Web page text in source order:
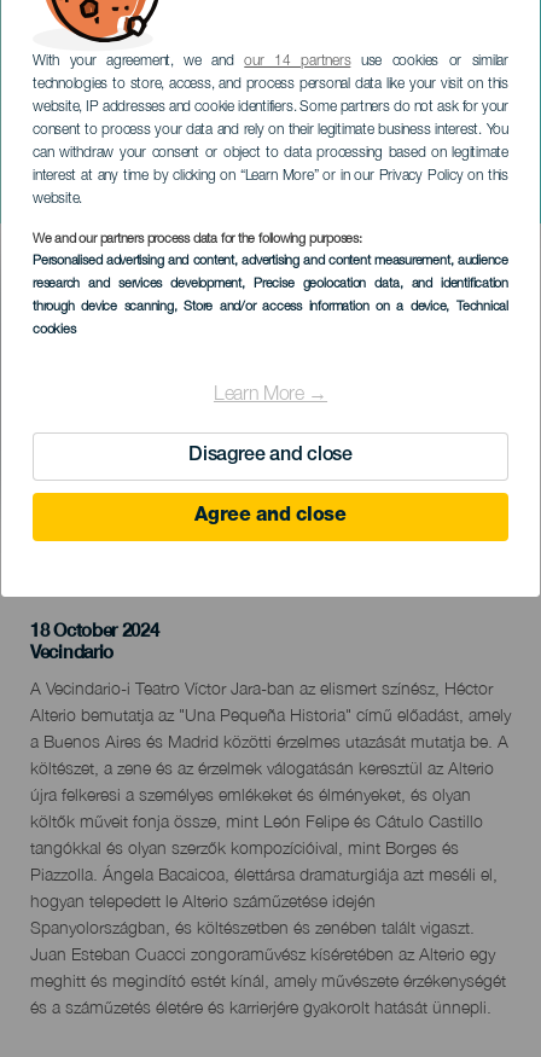
With your agreement, we andour 14 partnersuse cookies or similar
technologies to store, access, and process personal data like your visit on this
website, IP addresses and cookie identifiers. Some partners do not ask for your
consent to process your data and rely on their legitimate business interest. You
can withdraw your consent or object to data processing based on legitimate
interest at any time by clicking on “Learn More” or in our Privacy Policy on this
website.
We and our partners process data for the following purposes:
Personalised advertising and content, advertising and content measurement, audience
research and services development, Precise geolocation data, and identification
through device scanning, Store and/or access information on a device, Technical
cookies
Learn More →
Disagree and close
Agree and close
Héctor Alterio: Una pequeña
historia
GRAN CANARIA
Imagen
Listado
18 October 2024
Localidad
Vecindario
Descripción
del
evento
A Vecindario-i Teatro Víctor Jara-ban az elismert színész, Héctor
Alterio bemutatja az "Una Pequeña Historia" című előadást, amely
a Buenos Aires és Madrid közötti érzelmes utazását mutatja be. A
költészet, a zene és az érzelmek válogatásán keresztül az Alterio
újra felkeresi a személyes emlékeket és élményeket, és olyan
költők műveit fonja össze, mint León Felipe és Cátulo Castillo
tangókkal és olyan szerzők kompozícióival, mint Borges és
Piazzolla. Ángela Bacaicoa, élettársa dramaturgiája azt meséli el,
hogyan telepedett le Alterio száműzetése idején
Spanyolországban, és költészetben és zenében talált vigaszt.
Juan Esteban Cuacci zongoraművész kíséretében az Alterio egy
meghitt és megindító estét kínál, amely művészete érzékenységét
és a száműzetés életére és karrierjére gyakorolt ​​hatását ünnepli.